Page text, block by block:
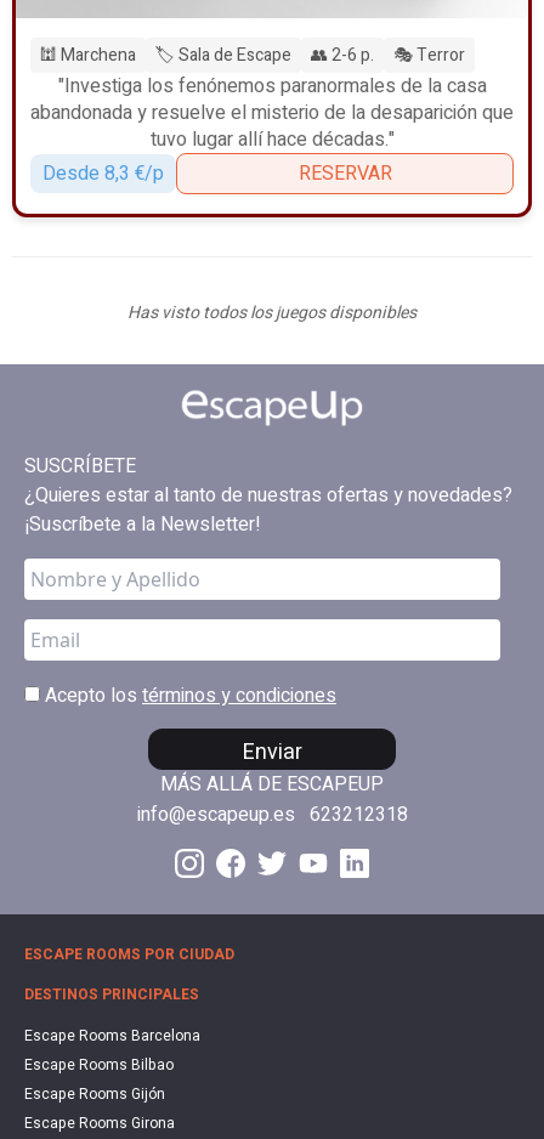
🕍 Marchena 🏷️ Sala de Escape 👥 2-6 p. 🎭 Terror
"Investiga los fenónemos paranormales de la casa
abandonada y resuelve el misterio de la desaparición que
tuvo lugar allí hace décadas."
Desde 8,3 €/p
RESERVAR
Has visto todos los juegos disponibles
SUSCRÍBETE
¿Quieres estar al tanto de nuestras ofertas y novedades?
¡Suscríbete a la Newsletter!
Acepto los términos y condiciones
Enviar
MÁS ALLÁ DE ESCAPEUP
info@escapeup.es 623212318
ESCAPE ROOMS POR CIUDAD
DESTINOS PRINCIPALES
Escape Rooms Barcelona
Escape Rooms Bilbao
Escape Rooms Gijón
Escape Rooms Girona